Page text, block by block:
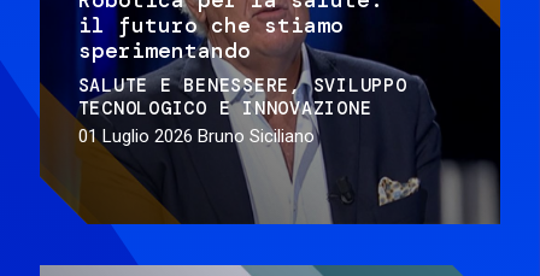
il futuro che stiamo
sperimentando
SALUTE E BENESSERE
SVILUPPO
TECNOLOGICO E INNOVAZIONE
01 Luglio 2026 Bruno Siciliano